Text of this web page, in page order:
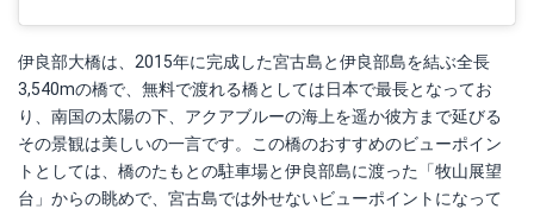
伊良部大橋は、2015年に完成した宮古島と伊良部島を結ぶ全長
3,540mの橋で、無料で渡れる橋としては日本で最長となってお
り、南国の太陽の下、アクアブルーの海上を遥か彼方まで延びる
その景観は美しいの一言です。この橋のおすすめのビューポイン
トとしては、橋のたもとの駐車場と伊良部島に渡った「牧山展望
台」からの眺めで、宮古島では外せないビューポイントになって